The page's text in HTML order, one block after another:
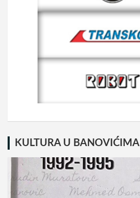
KULTURA U BANOVIĆIMA